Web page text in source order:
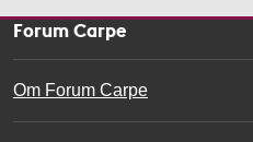
s
e
Forum Carpe
Om Forum Carpe